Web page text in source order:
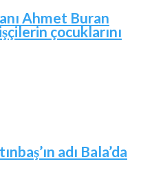
Ahmet Buran
çocuklarını
adı Bala’da